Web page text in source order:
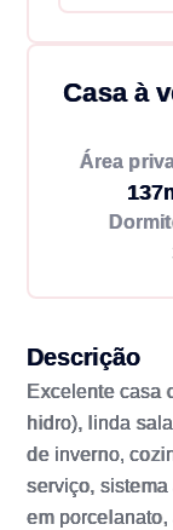
Casa à
Área
Descrição
Excelente casa
hidro), linda
de inverno,
serviço,
em